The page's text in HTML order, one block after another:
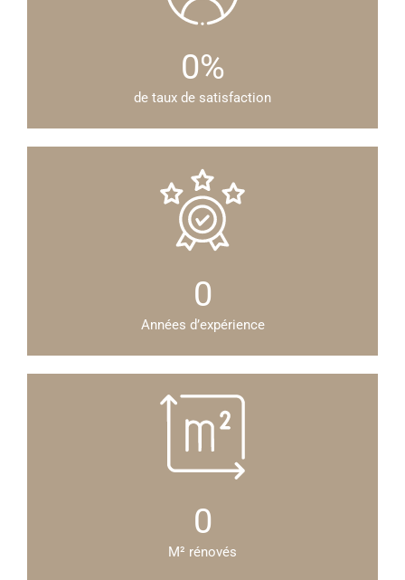
0%
de taux de satisfaction
0
Années d’expérience
0
M² rénovés